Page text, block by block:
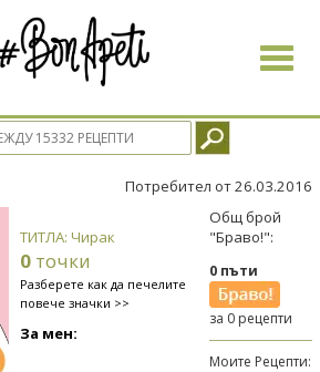
Toggle
Потребител от 26.03.2016
ТИТЛА: Чирак
0 точки
Разберете как да печелите
повече значки >>
За мен:
Общ брой
"Браво!":
0 пъти
за 0 рецепти
Моите Рецепти: